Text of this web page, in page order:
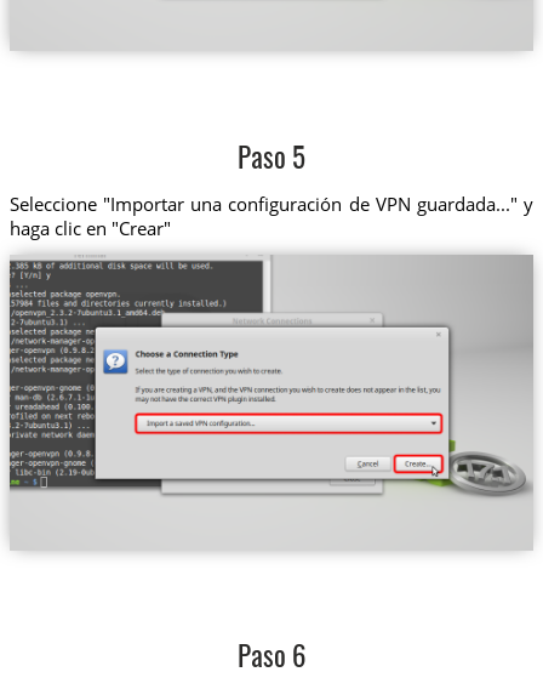
Paso 5
Seleccione "Importar una configuración de VPN guardada..." y
haga clic en "Crear"
Paso 6